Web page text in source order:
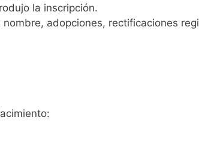
la inscripción.
adopciones, rectificaciones